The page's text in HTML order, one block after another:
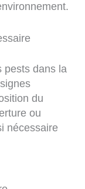
pests dans la
du
ou
nécessaire